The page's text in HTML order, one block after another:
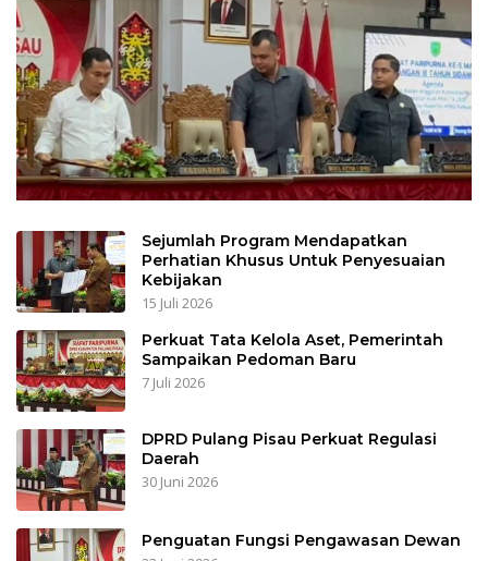
Sejumlah Program Mendapatkan
Perhatian Khusus Untuk Penyesuaian
Kebijakan
15 Juli 2026
Perkuat Tata Kelola Aset, Pemerintah
Sampaikan Pedoman Baru
7 Juli 2026
DPRD Pulang Pisau Perkuat Regulasi
Daerah
30 Juni 2026
Penguatan Fungsi Pengawasan Dewan